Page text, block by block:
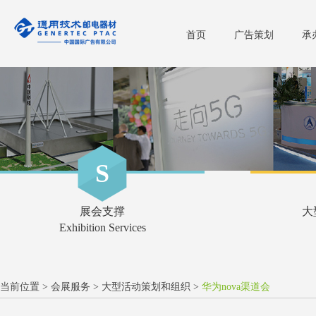
首页 广告策划 承
S
展会支撑
Exhibition Services
大
当前位置 > 会展服务 > 大型活动策划和组织 > 华为nova渠道会